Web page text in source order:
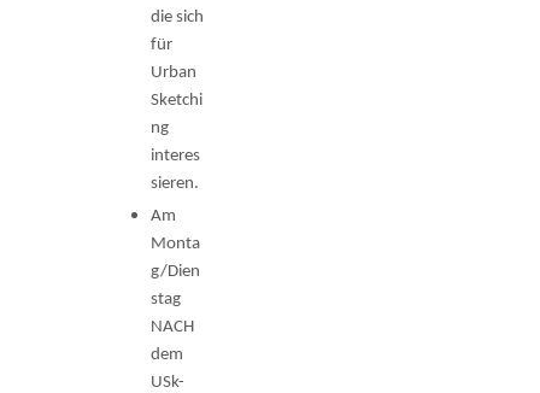
die sich
für
Urban
Sketchi
ng
interes
sieren.
Am
Monta
g/Dien
stag
NACH
dem
USk-